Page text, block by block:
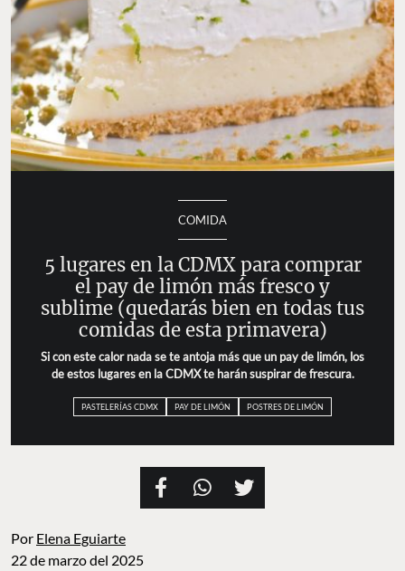
COMIDA
5 lugares en la CDMX para comprar
el pay de limón más fresco y
sublime (quedarás bien en todas tus
comidas de esta primavera)
Si con este calor nada se te antoja más que un pay de limón, los
de estos lugares en la CDMX te harán suspirar de frescura.
PASTELERÍAS CDMX PAY DE LIMÓN POSTRES DE LIMÓN
Por Elena Eguiarte
22 de marzo del 2025